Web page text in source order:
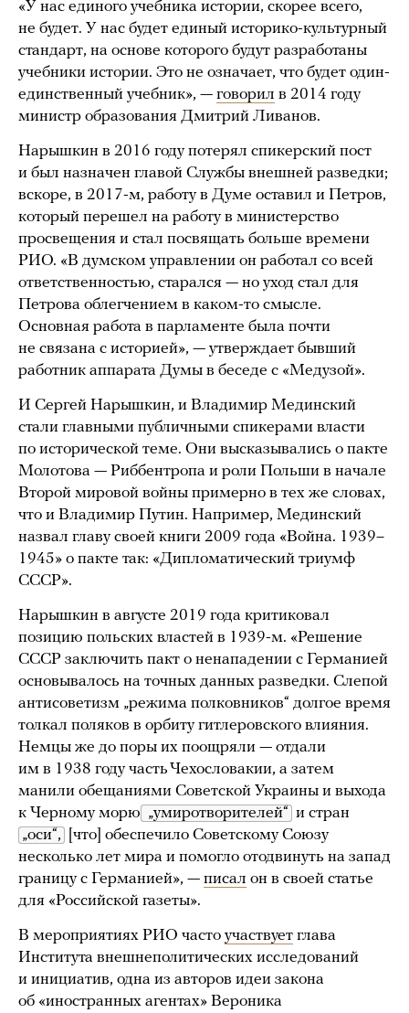
«У нас единого учебника истории, скорее всего,
не будет. У нас будет единый историко-культурный
стандарт, на основе которого будут разработаны
учебники истории. Это не означает, что будет один-
единственный учебник», — говорил в 2014 году
министр образования Дмитрий Ливанов.
Нарышкин в 2016 году потерял спикерский пост
и был назначен главой Службы внешней разведки;
вскоре, в 2017-м, работу в Думе оставил и Петров,
который перешел на работу в министерство
просвещения и стал посвящать больше времени
РИО. «В думском управлении он работал со всей
ответственностью, старался — но уход стал для
Петрова облегчением в каком-то смысле.
Основная работа в парламенте была почти
не связана с историей», — утверждает бывший
работник аппарата Думы в беседе с «Медузой».
И Сергей Нарышкин, и Владимир Мединский
стали главными публичными спикерами власти
по исторической теме. Они высказывались о пакте
Молотова — Риббентропа и роли Польши в начале
Второй мировой войны примерно в тех же словах,
что и Владимир Путин. Например, Мединский
назвал главу своей книги 2009 года «Война. 1939–
1945» о пакте так: «Дипломатический триумф
СССР».
Нарышкин в августе 2019 года критиковал
позицию польских властей в 1939-м. «Решение
СССР заключить пакт о ненападении с Германией
основывалось на точных данных разведки. Слепой
антисоветизм „режима полковников“ долгое время
толкал поляков в орбиту гитлеровского влияния.
Немцы же до поры их поощряли — отдали
им в 1938 году часть Чехословакии, а затем
манили обещаниями Советской Украины и выхода
к Черному морю „умиротворителей“ и стран
„оси“,
[что] обеспечило Советскому Союзу
несколько лет мира и помогло отодвинуть на запад
границу с Германией», — писал он в своей статье
для «Российской газеты».
В мероприятиях РИО часто участвует глава
Института внешнеполитических исследований
и инициатив, одна из авторов идеи закона
об «иностранных агентах» Вероника